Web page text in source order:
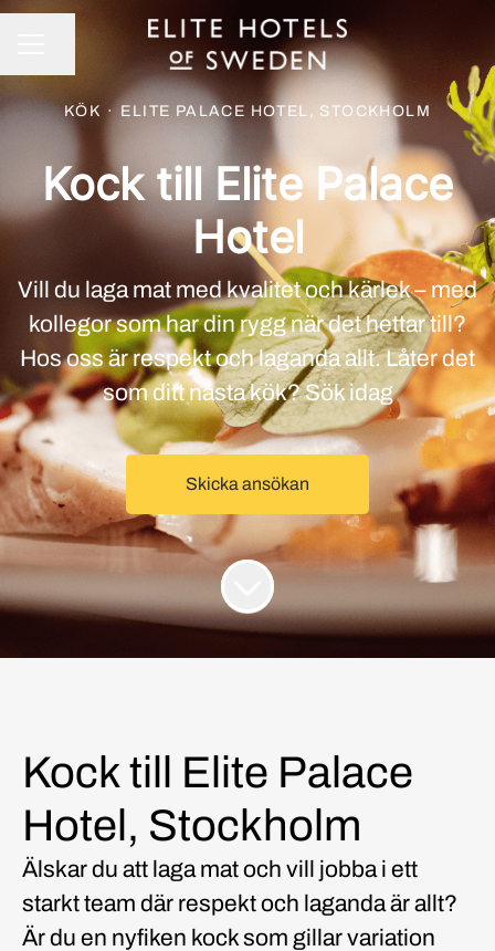
KÖK · ELITE PALACE HOTEL, STOCKHOLM
Kock till Elite Palace
Hotel
Vill du laga mat med kvalitet och kärlek – med
kollegor som har din rygg när det hettar till?
Hos oss är respekt och laganda allt. Låter det
som ditt nästa kök? Sök idag
Skicka ansökan
Kock till Elite Palace
Hotel, Stockholm
Älskar du att laga mat och vill jobba i ett
starkt team där respekt och laganda är allt?
Är du en nyfiken kock som gillar variation